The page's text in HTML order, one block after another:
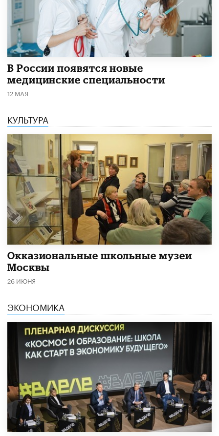
В России появятся новые
медицинские специальности
12 МАЯ
КУЛЬТУРА
​Окказиональные школьные музеи
Москвы
26 ИЮНЯ
ЭКОНОМИКА